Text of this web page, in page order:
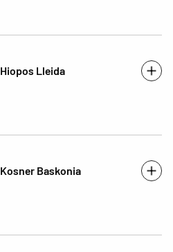
Hiopos Lleida
Kosner Baskonia